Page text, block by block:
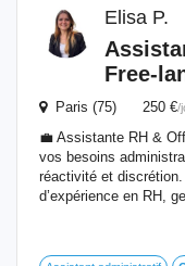
Elisa P.
Free-
Paris (75) 250 €/
💼 Assistante RH &
vos besoins
réactivité et
d’expérience en RH,